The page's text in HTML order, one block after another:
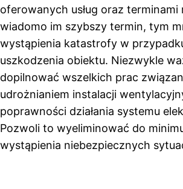
oferowanych usług oraz terminami
wiadomo im szybszy termin, tym
wystąpienia katastrofy w
uszkodzenia obiektu. Niezwykle
dopilnować wszelkich prac
udrożnianiem instalacji
poprawności działania systemu
Pozwoli to wyeliminować do
wystąpienia niebezpiecznych